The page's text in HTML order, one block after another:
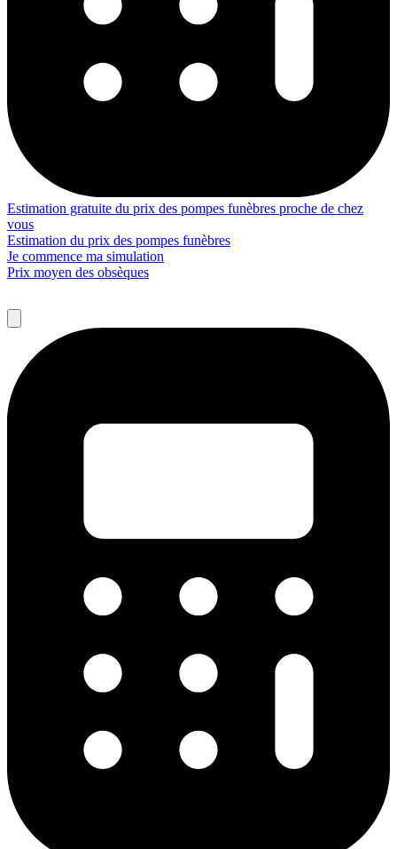
Estimation gratuite du prix des pompes funèbres proche de chez
vous
Estimation du prix des pompes funèbres
Je commence ma simulation
Prix moyen des obsèques